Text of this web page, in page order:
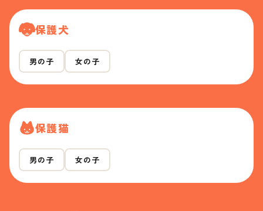
保護犬
男の子 女の子
保護猫
男の子 女の子